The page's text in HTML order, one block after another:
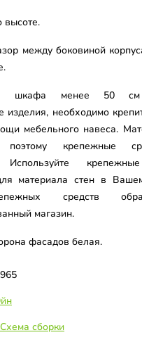
высоте.
между боковиной
шкафа менее 50 см
изделия, необходимо
мебельного навеса.
поэтому крепежные
Используйте
материала стен в
средств
магазин.
фасадов белая.
сборки